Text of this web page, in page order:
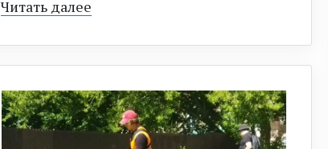
Читать далее